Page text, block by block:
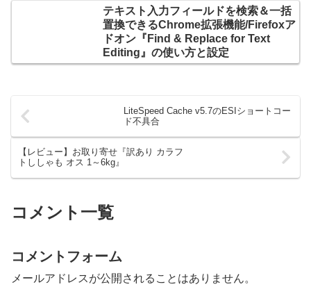
テキスト入力フィールドを検索＆一括
置換できるChrome拡張機能/Firefoxア
ドオン『Find & Replace for Text
Editing』の使い方と設定
LiteSpeed Cache v5.7のESIショートコー
ド不具合
【レビュー】お取り寄せ『訳あり カラフ
トししゃも オス 1～6kg』
コメント一覧
コメントフォーム
メールアドレスが公開されることはありません。